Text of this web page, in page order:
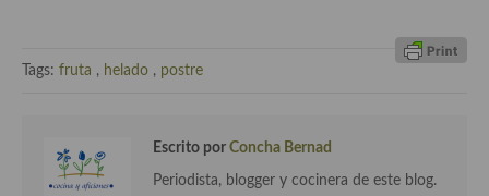
Cocina Yoshoku
Cocina fusión
Tags: fruta , helado , postre
Escrito por Concha Bernad
Periodista, blogger y cocinera de este blog.